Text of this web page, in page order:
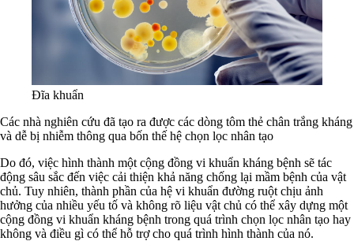
Đĩa khuẩn
Các nhà nghiên cứu đã tạo ra được các dòng tôm thẻ chân trắng kháng
và dễ bị nhiễm thông qua bốn thế hệ chọn lọc nhân tạo
Do đó, việc hình thành một cộng đồng vi khuẩn kháng bệnh sẽ tác
động sâu sắc đến việc cải thiện khả năng chống lại mầm bệnh của vật
chủ. Tuy nhiên, thành phần của hệ vi khuẩn đường ruột chịu ảnh
hưởng của nhiều yếu tố và không rõ liệu vật chủ có thể xây dựng một
cộng đồng vi khuẩn kháng bệnh trong quá trình chọn lọc nhân tạo hay
không và điều gì có thể hỗ trợ cho quá trình hình thành của nó.